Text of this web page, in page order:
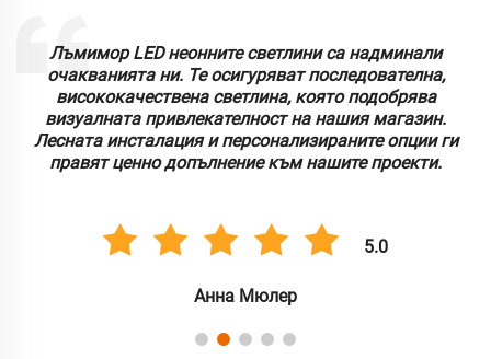
Лъмимор LED неонните светлини са надминали
очакванията ни. Те осигуряват последователна,
висококачествена светлина, която подобрява
визуалната привлекателност на нашия магазин.
Лесната инсталация и персонализираните опции ги
правят ценно допълнение към нашите проекти.
5.0
Анна Мюлер